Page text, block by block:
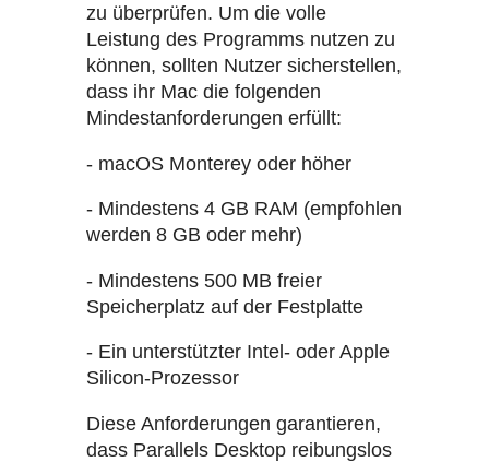
zu überprüfen. Um die volle
Leistung des Programms nutzen zu
können, sollten Nutzer sicherstellen,
dass ihr Mac die folgenden
Mindestanforderungen erfüllt:
- macOS Monterey oder höher
- Mindestens 4 GB RAM (empfohlen
werden 8 GB oder mehr)
- Mindestens 500 MB freier
Speicherplatz auf der Festplatte
- Ein unterstützter Intel- oder Apple
Silicon-Prozessor
Diese Anforderungen garantieren,
dass Parallels Desktop reibungslos